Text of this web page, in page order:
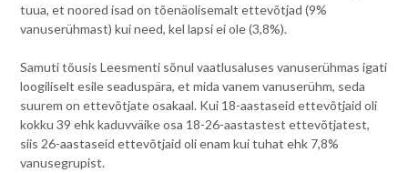
tuua, et noored isad on tõenäolisemalt ettevõtjad (9%
vanuserühmast) kui need, kel lapsi ei ole (3,8%).
Samuti tõusis Leesmenti sõnul vaatlusaluses vanuserühmas igati
loogiliselt esile seaduspära, et mida vanem vanuserühm, seda
suurem on ettevõtjate osakaal. Kui 18-aastaseid ettevõtjaid oli
kokku 39 ehk kaduvväike osa 18-26-aastastest ettevõtjatest,
siis 26-aastaseid ettevõtjaid oli enam kui tuhat ehk 7,8%
vanusegrupist.